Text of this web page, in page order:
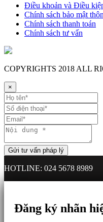
Điều khoản và Điều
Chính sách bảo mật
Chính sách thanh toán
Chính sách tư vấn
COPYRIGHTS 2018 ALL
×
HOTLINE: 024 5678 8989
Đăng ký nhãn